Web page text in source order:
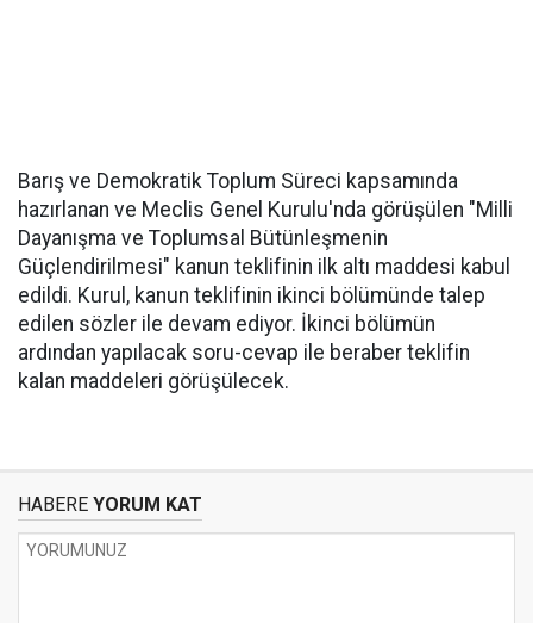
Barış ve Demokratik Toplum Süreci kapsamında
hazırlanan ve Meclis Genel Kurulu'nda görüşülen "Milli
Dayanışma ve Toplumsal Bütünleşmenin
Güçlendirilmesi" kanun teklifinin ilk altı maddesi kabul
edildi. Kurul, kanun teklifinin ikinci bölümünde talep
edilen sözler ile devam ediyor. İkinci bölümün
ardından yapılacak soru-cevap ile beraber teklifin
kalan maddeleri görüşülecek.
HABERE YORUM KAT